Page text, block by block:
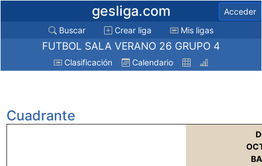
gesliga.com
Acceder
Buscar
Crear liga Mis ligas
FUTBOL SALA VERANO 26 GRUPO 4
Clasificación Calendario
Cuadrante